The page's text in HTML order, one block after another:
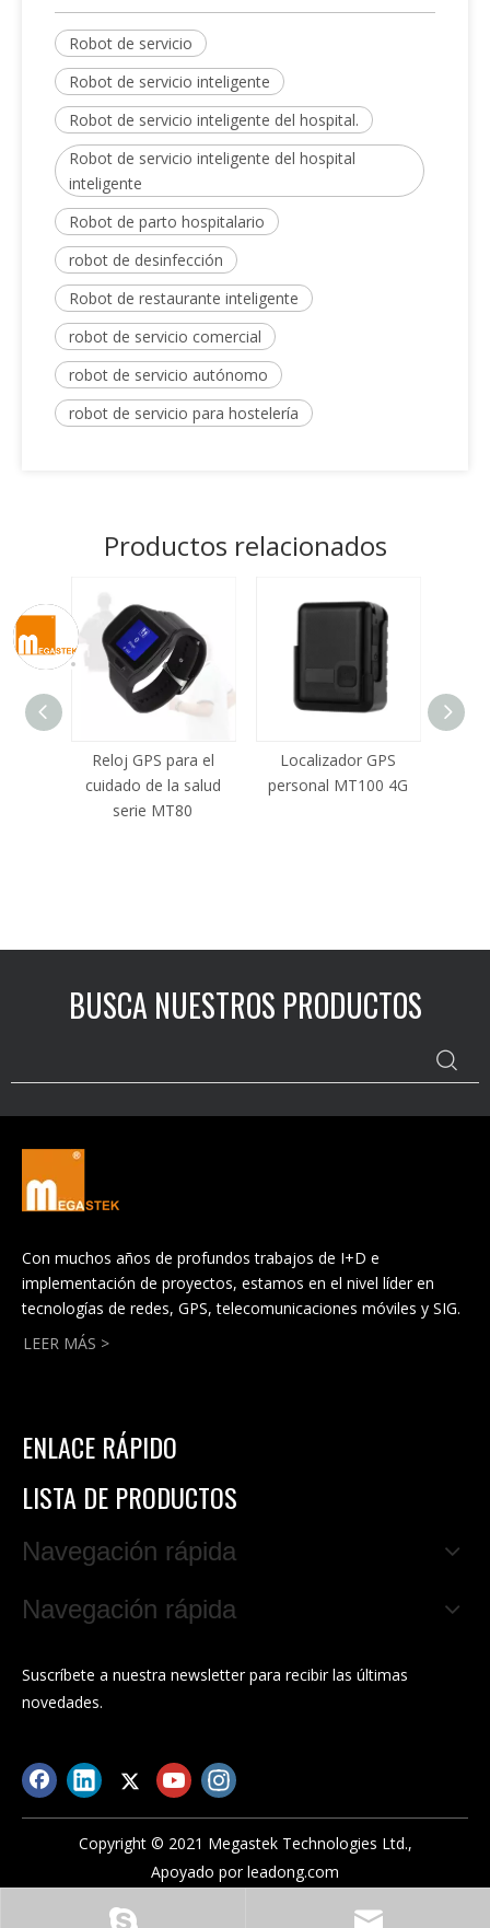
Robot de servicio
Robot de servicio inteligente
Robot de servicio inteligente del hospital.
Robot de servicio inteligente del hospital
inteligente
Robot de parto hospitalario
robot de desinfección
Robot de restaurante inteligente
robot de servicio comercial
robot de servicio autónomo
robot de servicio para hostelería
Productos relacionados
Localizador GPS
personal MT100 4G
MT-90N Mini
rastreador GPS NB-
BUSCA NUESTROS PRODUCTOS
Con muchos años de profundos trabajos de I+D e
implementación de proyectos, estamos en el nivel líder en
tecnologías de redes, GPS, telecomunicaciones móviles y SIG.
LEER MÁS >
ENLACE RÁPIDO
LISTA DE PRODUCTOS
Navegación rápida
Navegación rápida
Suscríbete a nuestra newsletter para recibir las últimas
novedades.
Copyright © 2021 Megastek Technologies Ltd.,
Apoyado porleadong.com